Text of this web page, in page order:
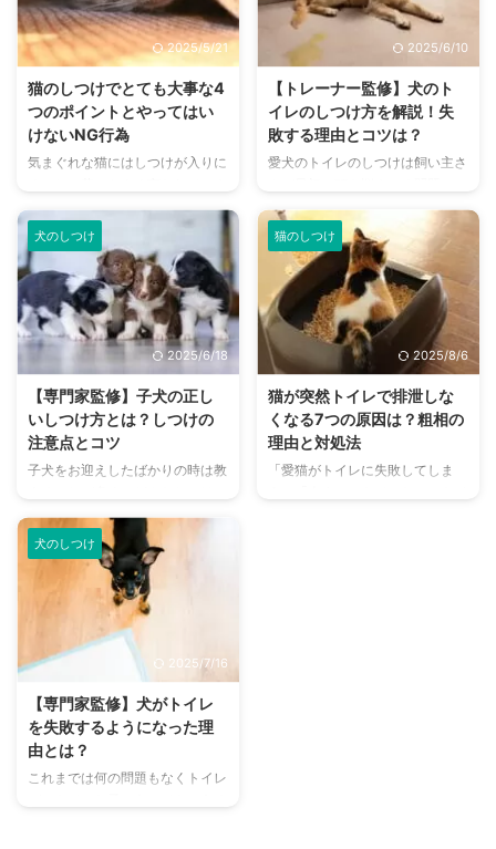
なりがちだからこそ知っておきた
い、犬のしつけの順番やコツを解
説しています。 新しく家族をお
迎えした人やこれからお迎え予定
の人は、ぜひ最後まで読んでみて
くださいね。 この記事の結論 愛
犬へのしつけは、愛犬自身の身を
守るためにも必要なこと 簡単な
ング自体にも慣れてもらう ト ...
処法を理解しておかないと、なか
なか解決しない問題です。 猫は
本来、トイレトレーニングが難し
い生き物ではないため、粗相をし
てしまうならば理由があります。
こちらの記事では愛猫がトイレ以
外でおしっこしてしまう原因や、
粗相・マーキング行動を防ぐため
す。愛猫のトイレのトラブルでお
...
2025/5/21
猫のしつけでとても大事な4
つのポイントとやってはい
けないNG行為
気まぐれな猫にはしつけが入りに
申しますと、答えはノーです。猫
にもしつけできますし、ちゃんと
しつけないとイタズラや粗相をし
て、飼い主さんが困ることに。
それどころか、愛猫自らの生命が
危うくなるような事態も引き起こ
しかねません。 今回は愛猫と暮
うと思っている方も必読の、猫の
しつけを上手に行う具体的なヒン
トが満載です。 この記事の結論
猫はしつけが難しい動物だが、時
問題行動やトラブル回避のた ...
2025/6/10
【トレーナー監修】犬のト
イレのしつけ方を解説！失
敗する理由とコツは？
愛犬のトイレのしつけは飼い主さ
す。 何度も言い聞かせているの
に愛犬がおしっこを失敗してしま
って、毎回片付けるのが大変だと
感じている人も多いのではないで
しょうか。 実はトイレのしつけ
はデリケートなので、注意点やポ
イントを守らなければ覚えてもら
うのが難しいもの。 この記事で
う理由やその対処法、トイレのし
つけの手順について詳しく解説し
ています。 愛犬のトイレの問題
でお悩みの方はぜひ参考にしてく
犬のしつけ
2025/6/18
【専門家監修】子犬の正し
いしつけ方とは？しつけの
注意点とコツ
子犬をお迎えしたばかりの時は教
ら始めれば良いのか迷う飼い主さ
んも多いのではないでしょうか。
子犬期特有の愛らしさもあって、
ついつい甘やかしてしまいたくな
ることもありますよね。 しか
し、家族として一緒に暮らしてい
く以上は社会のマナーを守れない
と、飼い主さんはもちろん愛犬自
があります。 この記事では、子
犬期にとても大切になるしつけに
ついて解説しています。愛犬の楽
しい暮らしに欠かせないしつけに
猫のしつけ
2025/8/6
猫が突然トイレで排泄しな
くなる7つの原因は？粗相の
理由と対処法
「愛猫がトイレに失敗してしま
犬のしつけ
2025/7/16
【専門家監修】犬がトイレ
を失敗するようになった理
由とは？
これまでは何の問題もなくトイレ